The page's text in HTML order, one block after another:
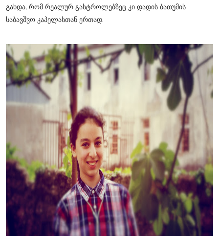
გახდა, რომ რეალურ გასტროლებზეც კი დადის ბათუმის
საბავშვო კაპელასთან ერთად.